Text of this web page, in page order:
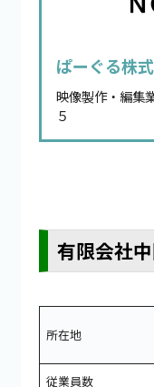
ぱーぐる株
映像製
５
有限会社
所在地
従業員数